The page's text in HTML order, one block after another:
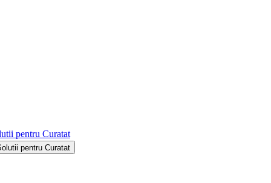
pentru Curatat
pentru Curatat